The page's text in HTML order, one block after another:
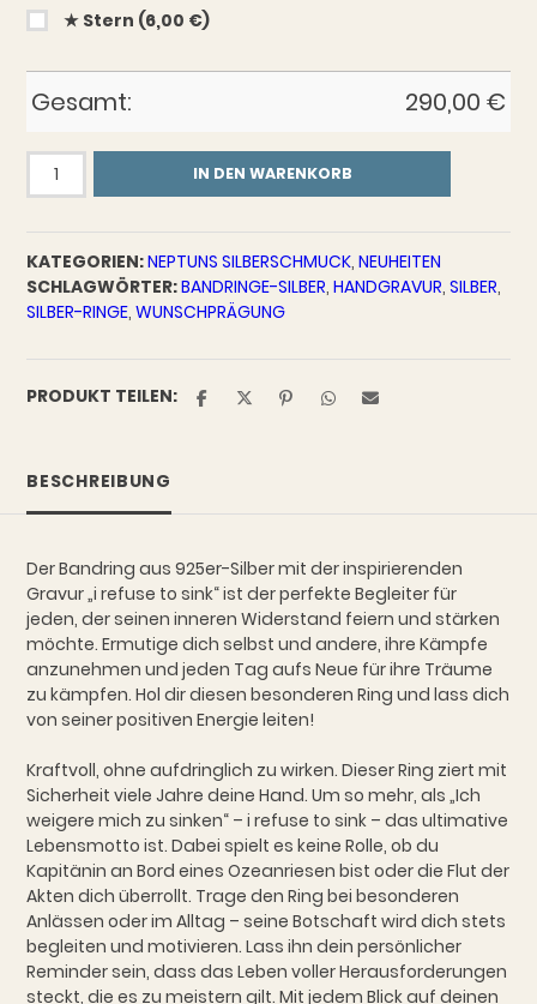
★ Stern (6,00 €)
Gesamt: 290,00 €
"I
refuse
sink",
Bandring
925er-
Silber
IN DEN WARENKORB
KATEGORIEN:NEPTUNS SILBERSCHMUCK,NEUHEITEN
SCHLAGWÖRTER:BANDRINGE-SILBER,HANDGRAVUR,SILBER,
SILBER-RINGE,WUNSCHPRÄGUNG
PRODUKT TEILEN:
BESCHREIBUNG
Der Bandring aus 925er-Silber mit der inspirierenden
Gravur „i refuse to sink“ ist der perfekte Begleiter für
jeden, der seinen inneren Widerstand feiern und stärken
möchte. Ermutige dich selbst und andere, ihre Kämpfe
anzunehmen und jeden Tag aufs Neue für ihre Träume
zu kämpfen. Hol dir diesen besonderen Ring und lass dich
von seiner positiven Energie leiten!
Kraftvoll, ohne aufdringlich zu wirken. Dieser Ring ziert mit
Sicherheit viele Jahre deine Hand. Um so mehr, als „Ich
weigere mich zu sinken“ – i refuse to sink – das ultimative
Lebensmotto ist. Dabei spielt es keine Rolle, ob du
Kapitänin an Bord eines Ozeanriesen bist oder die Flut der
Akten dich überrollt. Trage den Ring bei besonderen
Anlässen oder im Alltag – seine Botschaft wird dich stets
begleiten und motivieren. Lass ihn dein persönlicher
Reminder sein, dass das Leben voller Herausforderungen
steckt, die es zu meistern gilt. Mit jedem Blick auf deinen